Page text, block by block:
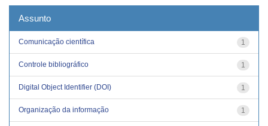
Assunto
1
Comunicação científica
1
Controle bibliográfico
1
Digital Object Identifier (DOI)
1
Organização da informação